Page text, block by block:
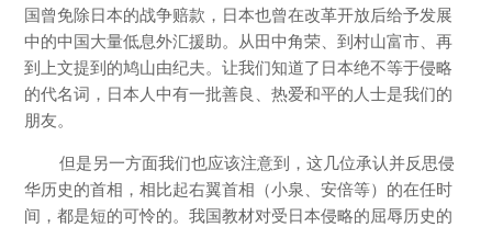
国曾免除日本的战争赔款，日本也曾在改革开放后给予发展
中的中国大量低息外汇援助。从田中角荣、到村山富市、再
到上文提到的鸠山由纪夫。让我们知道了日本绝不等于侵略
的代名词，日本人中有一批善良、热爱和平的人士是我们的
朋友。
但是另一方面我们也应该注意到，这几位承认并反思侵
华历史的首相，相比起右翼首相（小泉、安倍等）的在任时
间，都是短的可怜的。我国教材对受日本侵略的屈辱历史的